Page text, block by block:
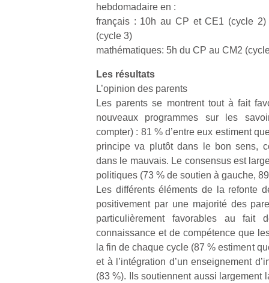
hebdomadaire en :
français : 10h au CP et CE1 (cycle
(cycle 3)
mathématiques: 5h du CP au CM2
Les résultats
L’opinion des parents
Les parents se montrent tout à fait
nouveaux programmes sur les
compter) : 81 % d’entre eux estiment
principe va plutôt dans le bon sens,
dans le mauvais. Le consensus est
politiques (73 % de soutien à gauche,
Les différents éléments de la refonte
positivement par une majorité des
particulièrement favorables au fait
connaissance et de compétence que
la fin de chaque cycle (87 % estiment
et à l’intégration d’un enseignement
(83 %). Ils soutiennent aussi largement